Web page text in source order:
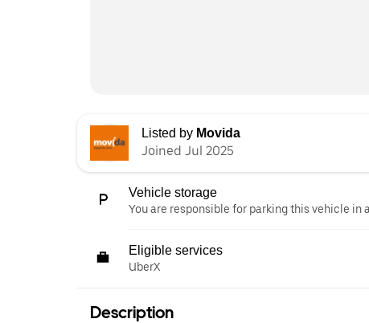
Listed by Movida
Joined Jul 2025
Vehicle storage
You are responsible for parking this vehicle in
Eligible services
UberX
Description